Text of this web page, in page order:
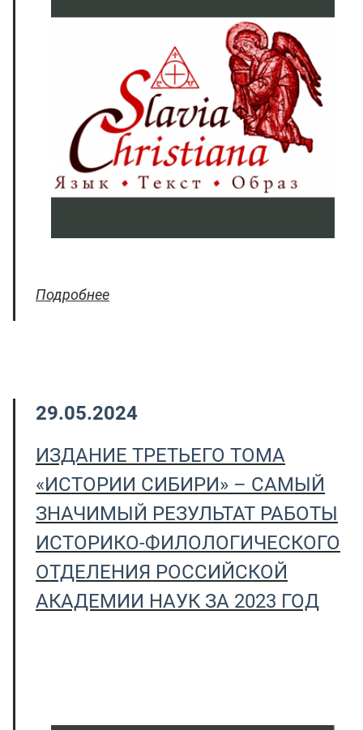
Подробнее
29.05.2024
ИЗДАНИЕ ТРЕТЬЕГО ТОМА
«ИСТОРИИ СИБИРИ» – САМЫЙ
ЗНАЧИМЫЙ РЕЗУЛЬТАТ РАБОТЫ
ИСТОРИКО-ФИЛОЛОГИЧЕСКОГО
ОТДЕЛЕНИЯ РОССИЙСКОЙ
АКАДЕМИИ НАУК ЗА 2023 ГОД